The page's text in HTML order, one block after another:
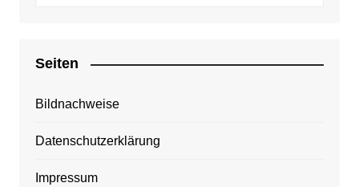
Seiten
Bildnachweise
Datenschutzerklärung
Impressum